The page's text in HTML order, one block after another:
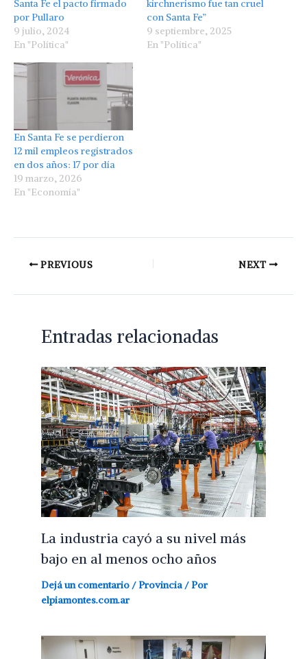
Santa Fe el pacto firmado
por Pullaro
9 julio, 2024
En "Política"
kirchnerismo fue tan cruel
con Santa Fe”
9 septiembre, 2025
En "Política"
En Santa Fe se perdieron
12 mil empleos registrados
en dos años: 17 por día
19 marzo, 2026
En "Economía"
PREVIOUS NEXT
Entradas relacionadas
La industria cayó a su nivel más
bajo en al menos ocho años
Dejá un comentario /Provincia / Por
elpiamontes.com.ar